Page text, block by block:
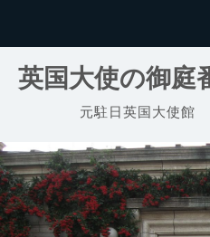
英国大使の御庭
元駐日英国大使館